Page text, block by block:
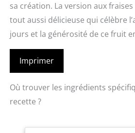
sa création. La version aux
tout aussi délicieuse qui célèbre
jours et la générosité de ce fruit
Imprimer
Où trouver les ingrédients
recette ?